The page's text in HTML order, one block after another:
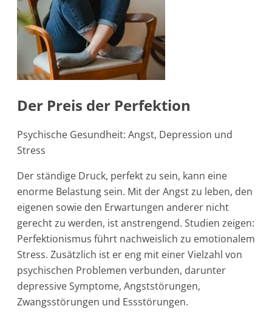
Der Preis der Perfektion
Psychische Gesundheit: Angst, Depression und
Stress
Der ständige Druck, perfekt zu sein, kann eine
enorme Belastung sein. Mit der Angst zu leben, den
eigenen sowie den Erwartungen anderer nicht
gerecht zu werden, ist anstrengend. Studien zeigen:
Perfektionismus führt nachweislich zu emotionalem
Stress. Zusätzlich ist er eng mit einer Vielzahl von
psychischen Problemen verbunden, darunter
depressive Symptome, Angststörungen,
Zwangsstörungen und Essstörungen.